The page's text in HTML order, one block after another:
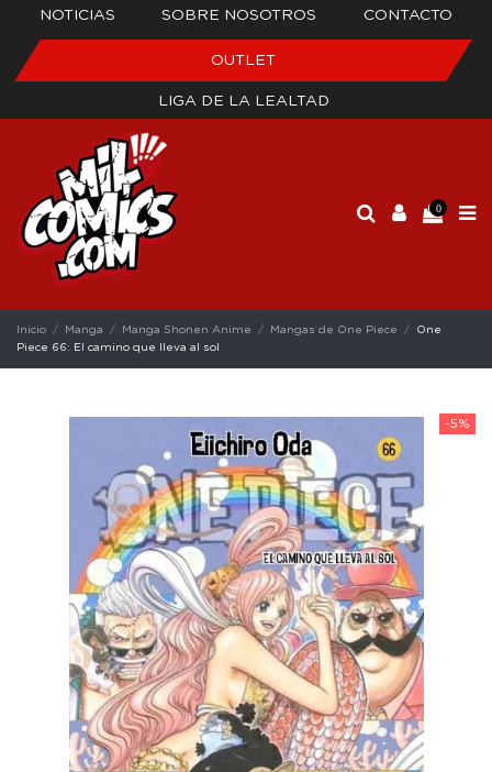
NOTICIAS SOBRE NOSOTROS CONTACTO
OUTLET
LIGA DE LA LEALTAD
0
Inicio Manga Manga Shonen Anime Mangas de One Piece
One
Piece 66: El camino que lleva al sol
-5%